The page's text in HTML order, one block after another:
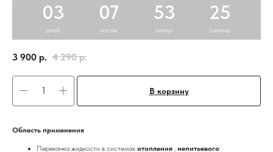
03
дней
07
часов
53
минут
25
секунд
3 900 р. 4 290 р.
В корзину
Область применения
Перекачка жидкости в системах отопления , непитьевого